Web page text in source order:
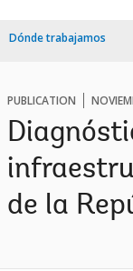
Dónde trabajamos
PUBLICATION
de la